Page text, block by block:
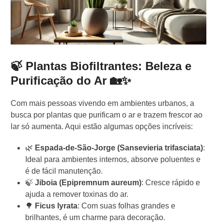
🍃 Plantas Biofiltrantes: Beleza e
Purificação do Ar 🏡✨
Com mais pessoas vivendo em ambientes urbanos, a
busca por plantas que purificam o ar e trazem frescor ao
lar só aumenta. Aqui estão algumas opções incríveis:
🌿 Espada-de-São-Jorge (Sansevieria trifasciata):
Ideal para ambientes internos, absorve poluentes e
é de fácil manutenção.
🍃Jiboia (Epipremnum aureum): Cresce rápido e
ajuda a remover toxinas do ar.
🌳 Ficus lyrata: Com suas folhas grandes e
brilhantes, é um charme para decoração.